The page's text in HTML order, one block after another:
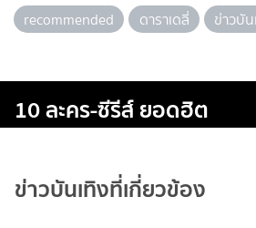
recommended
ดาราเดลี่ ข่าวบั
10 ละคร-ซีรีส์ ยอดฮิต
ข่าวบันเทิงที่เกี่ยวข้อง